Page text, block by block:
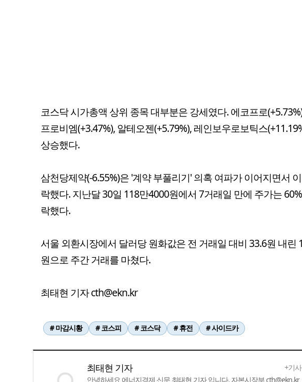
코스닥 시가총액 상위 종목 대부분은 강세였다. 에코프로
프로비엠(+3.47%), 알테오젠(+5.79%), 레인보우로보틱스
상승했다.
삼천당제약(-6.55%)은 '계약 부풀리기' 의혹 여파가 이어지면서
락했다. 지난달 30일 118만4000원에서 7거래일 만에 주가는
락했다.
서울 외환시장에서 달러당 원화값은 전 거래일 대비 33.6원 내린
원으로 주간 거래를 마쳤다.
최태현 기자 cth@ekn.kr
# 마감시황 # 코스피 # 코스닥 # 휴전 # 사이드카
최태현 기자
+기
안녕하세요 에너지경제 신문 최태현 기자 입니다. 자본시장부 cth@ekn.kr